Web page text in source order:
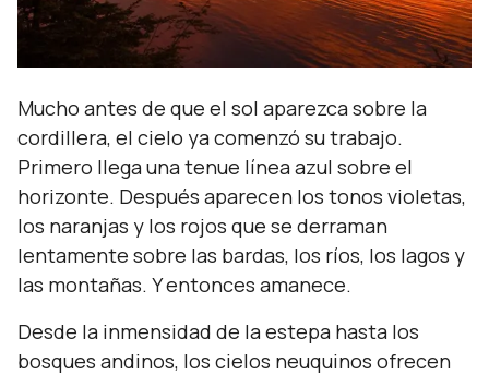
Mucho antes de que el sol aparezca sobre la
cordillera, el cielo ya comenzó su trabajo.
Primero llega una tenue línea azul sobre el
horizonte. Después aparecen los tonos violetas,
los naranjas y los rojos que se derraman
lentamente sobre las bardas, los ríos, los lagos y
las montañas. Y entonces amanece.
Desde la inmensidad de la estepa hasta los
bosques andinos, los cielos neuquinos ofrecen